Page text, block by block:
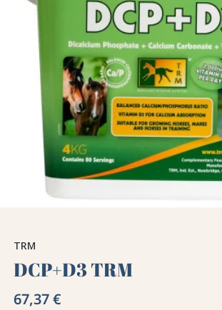
TRM
DCP+D3 TRM
67,37 €